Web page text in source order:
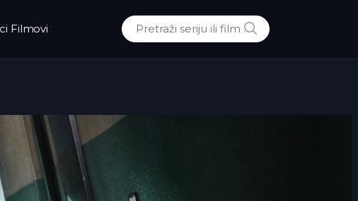
Filmovi
Traži:
POTRAZI